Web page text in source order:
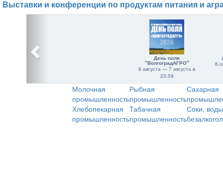
Выставки и конференции по продуктам питания и
День поля
"ВолгоградАГРО"
6 августа — 7 августа в
23:59
6
Молочная
промышленность
Рыбная
промышленность
Сахарная
Хлебопекарная
промышленность
Табачная
промышленность
Соки,